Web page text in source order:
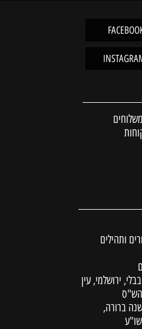
ותהילים
ירושלמי, עין
ברורה,